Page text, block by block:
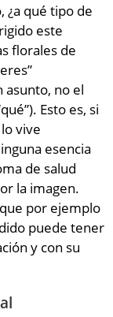
¿a qué tipo de
este
florales de
asunto, no el
Esto es, si
vive
esencia
de salud
la imagen.
por ejemplo
puede tener
y con su